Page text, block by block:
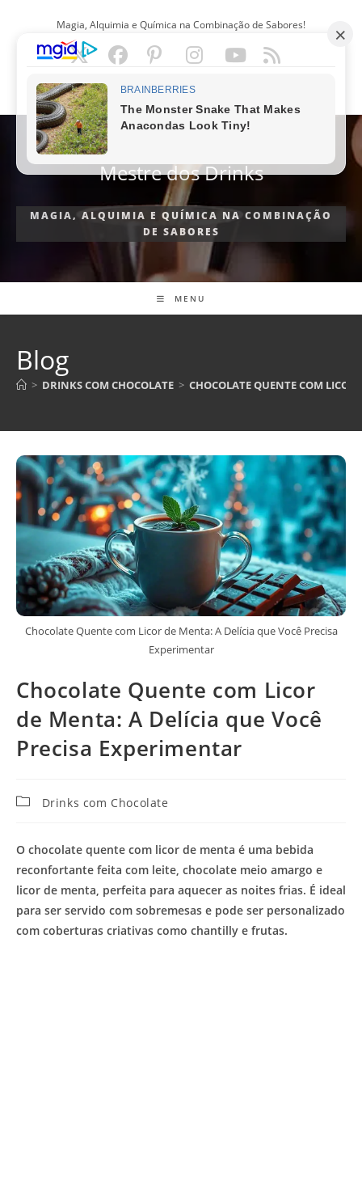
Magia, Alquimia e Química na Combinação de Sabores!
PORTUGUÊS
Mestre dos Drinks
MAGIA, ALQUIMIA E QUÍMICA NA COMBINAÇÃO
DE SABORES
MENU
Blog
> DRINKS COM CHOCOLATE > CHOCOLATE QUENTE COM LICOR
Chocolate Quente com Licor de Menta: A Delícia que Você Precisa
Experimentar
Chocolate Quente com Licor
de Menta: A Delícia que Você
Precisa Experimentar
CategoriaDrinks com Chocolate
O chocolate quente com licor de menta é uma bebida
reconfortante feita com leite, chocolate meio amargo e
licor de menta, perfeita para aquecer as noites frias. É ideal
para ser servido com sobremesas e pode ser personalizado
com coberturas criativas como chantilly e frutas.